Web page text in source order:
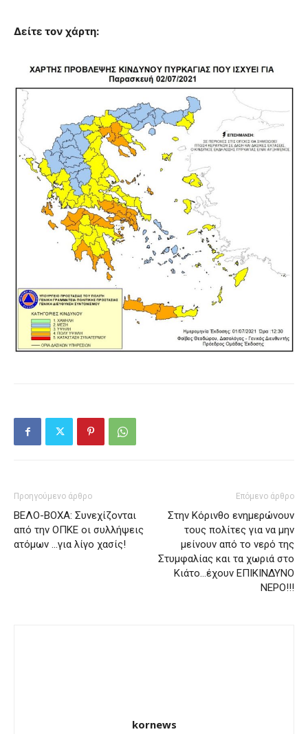
Δείτε τον χάρτη:
Προηγούμενο άρθρο
ΒΕΛΟ-ΒΟΧΑ: Συνεχίζονται
από την ΟΠΚΕ οι συλλήψεις
ατόμων …για λίγο χασίς!
Επόμενο άρθρο
Στην Κόρινθο ενημερώνουν
τους πολίτες για να μην
μείνουν από το νερό της
Στυμφαλίας και τα χωριά στο
Κιάτο…έχουν ΕΠΙΚΙΝΔΥΝΟ
ΝΕΡΟ!!!
kornews